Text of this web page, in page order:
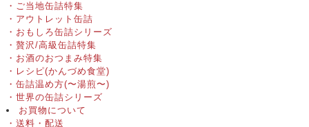
・ご当地缶詰特集
・アウトレット缶詰
・おもしろ缶詰シリーズ
・贅沢/高級缶詰特集
・お酒のおつまみ特集
・レシピ(かんづめ食堂)
・缶詰温め方(〜湯煎〜)
・世界の缶詰シリーズ
お買物について
・送料・配送